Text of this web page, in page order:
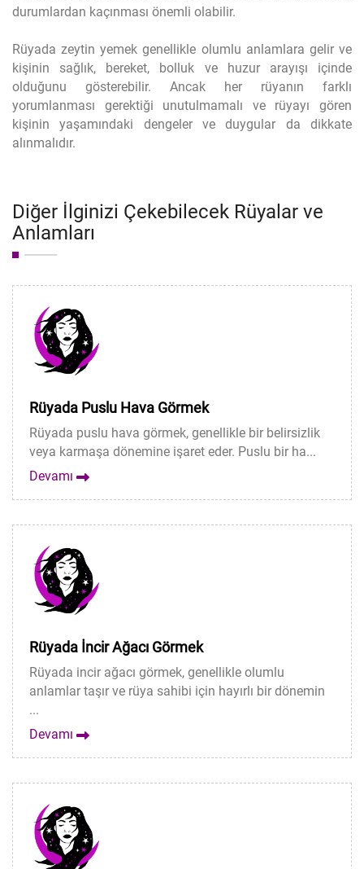
durumlardan kaçınması önemli olabilir.
Rüyada zeytin yemek genellikle olumlu anlamlara gelir ve
kişinin sağlık, bereket, bolluk ve huzur arayışı içinde
olduğunu gösterebilir. Ancak her rüyanın farklı
yorumlanması gerektiği unutulmamalı ve rüyayı gören
kişinin yaşamındaki dengeler ve duygular da dikkate
alınmalıdır.
Diğer İlginizi Çekebilecek Rüyalar ve
Anlamları
Rüyada Puslu Hava Görmek
Rüyada puslu hava görmek, genellikle bir belirsizlik
veya karmaşa dönemine işaret eder. Puslu bir ha...
Devamı
Rüyada İncir Ağacı Görmek
Rüyada incir ağacı görmek, genellikle olumlu
anlamlar taşır ve rüya sahibi için hayırlı bir dönemin
...
Devamı